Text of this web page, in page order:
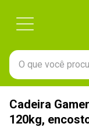
O que você procura?
Cadeira
120kg,